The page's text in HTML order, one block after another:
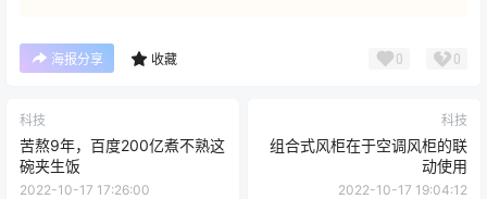
海报分享 收藏 0 0
科技
苦熬9年，百度200亿煮不熟这
碗夹生饭
2022-10-17 17:26:00
科技
组合式风柜在于空调风柜的联
动使用
2022-10-17 19:04:12